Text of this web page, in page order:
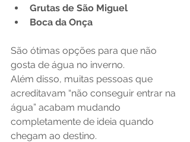
Grutas de São Miguel
Boca da Onça
São ótimas opções para que não
gosta de água no inverno.
Além disso, muitas pessoas que
acreditavam “não conseguir entrar na
água” acabam mudando
completamente de ideia quando
chegam ao destino.